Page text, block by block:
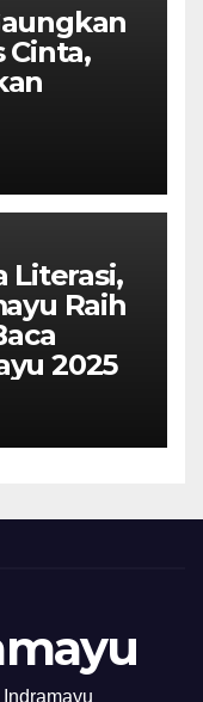
Cinta,
Literasi,
Raih
2025